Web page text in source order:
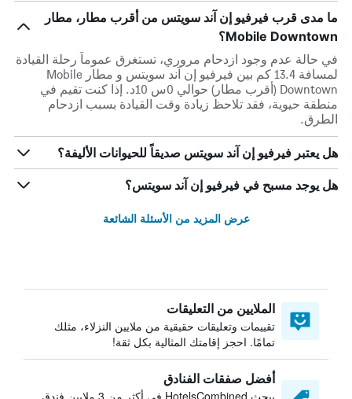
ما مدى قرب فيرفيو إن آند سويتس من أقرب مطار، مطار
Mobile Downtown؟
في حالة عدم وجود ازدحام مروري، تستغرق عموماً رحلة القيادة
لمسافة 13.4 كم بين فيرفيو إن آند سويتس و مطار Mobile
Downtown (أقرب مطار) حوالي 0س 10د. إذا كنت تقيم في
منطقة حيوية، فقد تلاحظ زيادة وقت القيادة بسبب ازدحام
الطرق.
هل يعتبر فيرفيو إن آند سويتس صديقاً للحيوانات الأليفة؟
هل يوجد مسبح في فيرفيو إن آند سويتس؟
عرض المزيد من الأسئلة الشائعة
الملايين من التعليقات
تقييمات وتعليقات حقيقية من ملايين النزلاء، مثلك
تمامًا. احجز إقامتك المثالية بكل ثقة!
أفضل صفقات الفنادق
يبحث HotelsCombined في أكثر من 3 ملايين فندق